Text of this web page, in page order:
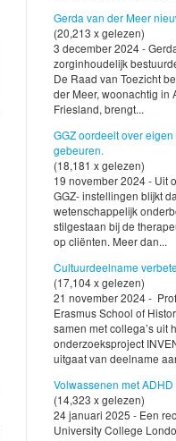
Gerda van der Meer
(20,213 x gelezen)
3 december 2024 -
zorginhoudelijk
De Raad van Toezicht
der Meer, woonachtig in
Friesland, brengt...
GGZ oordeelt over
gebeuren.
(18,181 x gelezen)
19 november 2024 - Uit
GGZ- instellingen blijkt
wetenschappelijk
stilgestaan bij de
op cliënten. Meer dan...
Cultuurdeelname
(17,104 x gelezen)
21 november 2024 -
Erasmus School of
samen met collega’s uit
onderzoeksproject
uitgaat van deelname
Volwassenen met
(14,323 x gelezen)
24 januari 2025 - Een
University College